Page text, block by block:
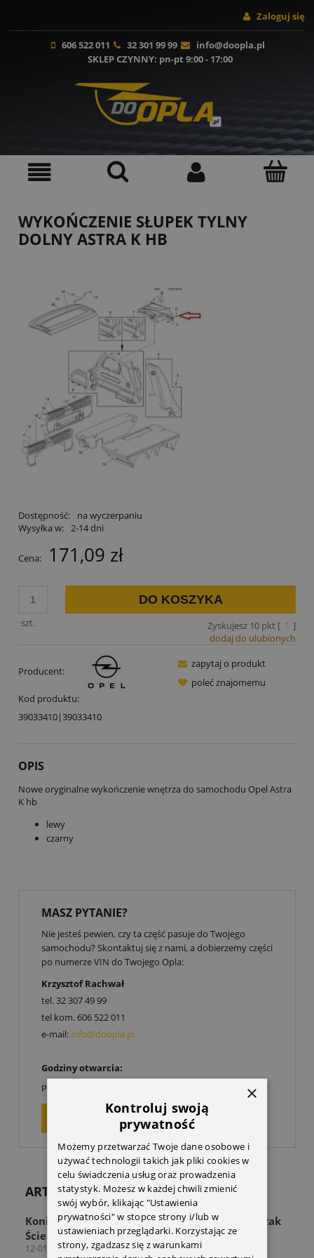
Zaloguj się
606 522 011 32 301 99 99
info@doopla.pl
SKLEP CZYNNY: pn-pt 9:00 - 17:00
WYKOŃCZENIE SŁUPEK TYLNY
DOLNY ASTRA K HB
Dostępność:
na wyczerpaniu
Wysyłka w: 2-14 dni
Cena: 171,09 zł
szt.
DO KOSZYKA
Zyskujesz 10pkt [ ? ]
dodaj do ulubionych
Producent:
Kod produktu:
39033410|39033410
zapytaj o produkt
poleć znajomemu
OPIS
Nowe oryginalne wykończenie wnętrza do samochodu Opel Astra
K hb
lewy
czarny
MASZ PYTANIE?
Nie jesteś pewien, czy ta część pasuje do Twojego
samochodu? Skontaktuj się z nami, a dobierzemy części
po numerze VIN do Twojego Opla:
Krzysztof Rachwał
tel.32 307 49 99
tel kom.606 522 011
e-mail: info@doopla.pl
Godziny otwarcia:
Poniedziałek-Piątek: 9
ZAPYTAJ O PRODUKT
ARTYKUŁY
Koniec z zagraconą przestrzenią! Odkryj Wieszak
Ścienny THULE Wall Hanger
12-01-2026
×
Kontroluj swoją
prywatność
Możemy przetwarzać Twoje dane osobowe i
używać technologii takich jak pliki cookies w
celu świadczenia usług oraz prowadzenia
statystyk. Możesz w każdej chwili zmienić
swój wybór, klikając "Ustawienia
prywatności" w stopce strony i/lub w
ustawieniach przeglądarki. Korzystając ze
strony, zgadzasz się z warunkami